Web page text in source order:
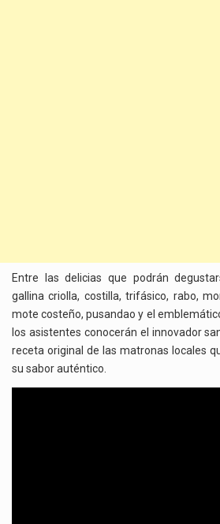
Entre las delicias que podrán
gallina criolla, costilla, trifásico, rabo,
mote costeño, pusandao y el
los asistentes conocerán el innovador
receta original de las matronas locales
su sabor auténtico.